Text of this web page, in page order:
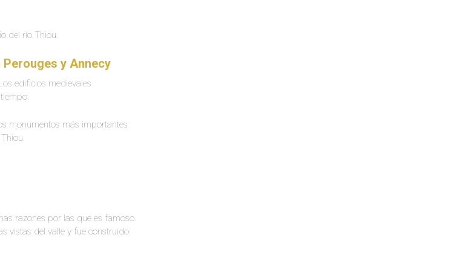
del río Thiou.
y Annecy
edificios medievales
monumentos más importantes
razones por las que es famoso.
vistas del valle y fue construido